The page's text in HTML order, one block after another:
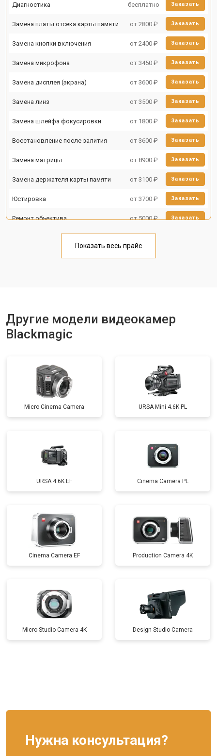
Диагностика бесплатно Заказать
Замена платы отсека карты памяти от 2800 ₽ Заказать
Замена кнопки включения от 2400 ₽ Заказать
Замена микрофона от 3450 ₽ Заказать
Замена дисплея (экрана) от 3600 ₽ Заказать
Замена линз от 3500 ₽ Заказать
Замена шлейфа фокусировки от 1800 ₽ Заказать
Восстановление после залития от 3600 ₽ Заказать
Замена матрицы от 8900 ₽ Заказать
Замена держателя карты памяти от 3100 ₽ Заказать
Юстировка от 3700 ₽ Заказать
Ремонт объектива от 5000 ₽ Заказать
Показать весь прайс
Другие модели видеокамер
Blackmagic
Micro Cinema Camera URSA Mini 4.6K PL
URSA 4.6K EF Cinema Camera PL
Cinema Camera EF Production Camera 4K
Micro Studio Camera 4K Design Studio Camera
Нужна консультация?